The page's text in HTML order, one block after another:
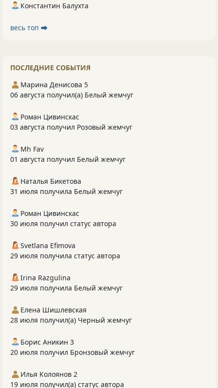
Константин Балухта
весь топ ⮕
ПОСЛЕДНИЕ СОБЫТИЯ
Марина Денисова 5
06 августа получил(а) Белый жемчуг
Роман Цивинскас
03 августа получил Розовый жемчуг
Mh Fav
01 августа получил Белый жемчуг
Наталья Бикетова
31 июля получила Белый жемчуг
Роман Цивинскас
30 июля получил статус автора
Svetlana Efimova
29 июля получила статус автора
Irina Razgulina
29 июля получила Белый жемчуг
Елена Шишлевская
28 июля получил(а) Черный жемчуг
Борис Аникин 3
20 июля получил Бронзовый жемчуг
Илья Колоянов 2
19 июля получил(а) статус автора